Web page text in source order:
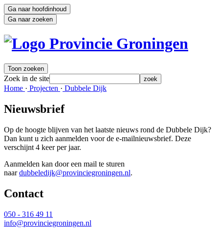
Ga naar hoofdinhoud
Ga naar zoeken
Toon zoeken
Zoek in de site zoek
Home · Projecten · Dubbele Dijk
Nieuwsbrief
Op de hoogte blijven van het laatste nieuws rond de Dubbele Dijk?
Dan kunt u zich aanmelden voor de e-mailnieuwsbrief. Deze
verschijnt 4 keer per jaar.
Aanmelden kan door een mail te sturen
naardubbeledijk@provinciegroningen.nl.
Contact
050 - 316 49 11
info@provinciegroningen.nl